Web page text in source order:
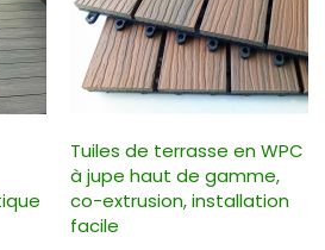
Tuiles de terrasse en WPC
à jupe haut de gamme,
co-extrusion, installation
facile